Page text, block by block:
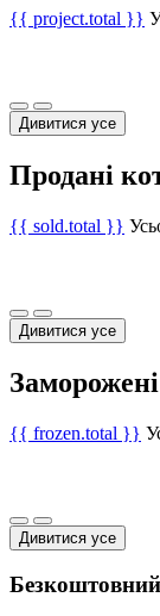
{{ project.total }}
Дивитися усе
Продані
{{ sold.total }}
Дивитися усе
{{ frozen.total }}
Дивитися усе
Безкоштовний